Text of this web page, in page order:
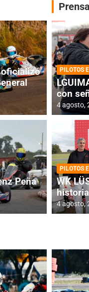
RMC BUENOS AIRES
Cerró
oficializó
Peña
PILOTOS
con
4 agosto,
PILOTOS
WK
4 agosto,